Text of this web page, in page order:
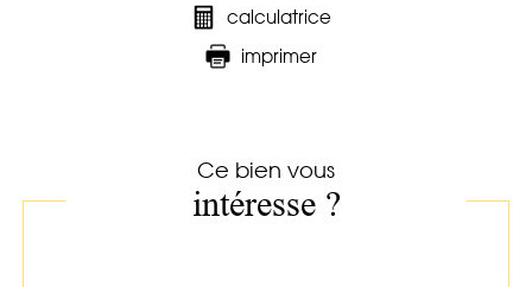
calculatrice
imprimer
Ce bien vous
intéresse ?